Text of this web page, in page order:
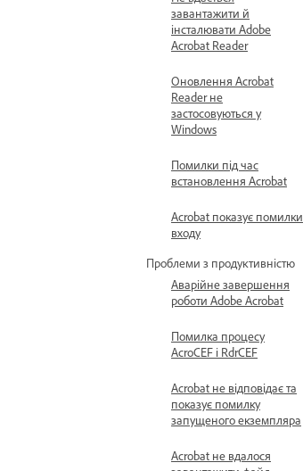
завантажити й
інсталювати Adobe
Acrobat Reader
Оновлення Acrobat
Reader не
застосовуються у
Windows
Помилки під час
встановлення Acrobat
Acrobat показує помилки
входу
Проблеми з продуктивністю
Аварійне завершення
роботи Adobe Acrobat
Помилка процесу
AcroCEF і RdrCEF
Acrobat не відповідає та
показує помилку
запущеного екземпляра
Acrobat не вдалося